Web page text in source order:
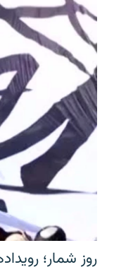
روز شمار؛